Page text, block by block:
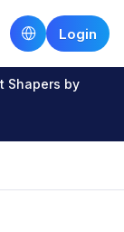
Login
Shapers by